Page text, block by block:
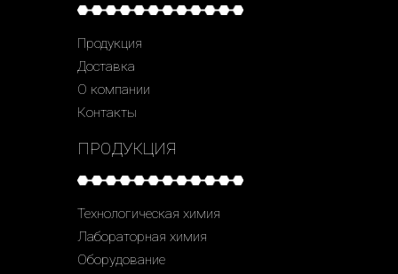
Продукция
Доставка
О компании
Контакты
ПРОДУКЦИЯ
Технологическая химия
Лабораторная химия
Оборудование